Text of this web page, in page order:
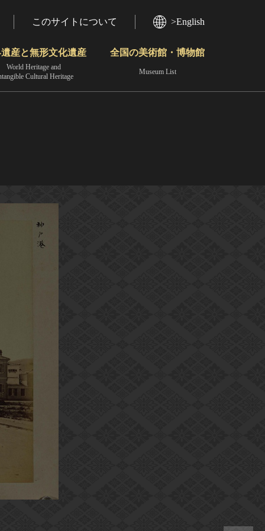
このサイトについて >English
産と無形文化遺産
World Heritage and
Cultural Heritage
全国の美術館・博物館
Museum List